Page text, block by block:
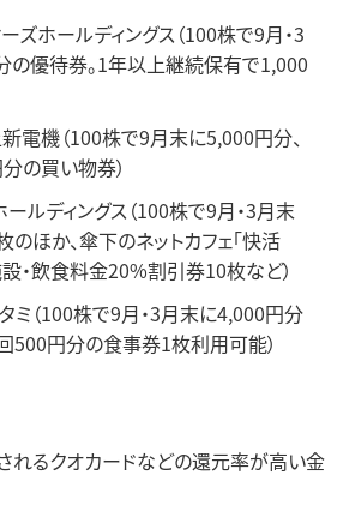
ズホールディングス（100株で9月・3
の優待券。1年以上継続保有で1,000
電機（100株で9月末に5,000円分、
の買い物券）
ルディングス（100株で9月・3月末
ほか、傘下のネットカフェ「快活
・飲食料金20%割引券10枚など）
ミ（100株で9月・3月末に4,000円分
500円分の食事券1枚利用可能）
れるクオカードなどの還元率が高い金